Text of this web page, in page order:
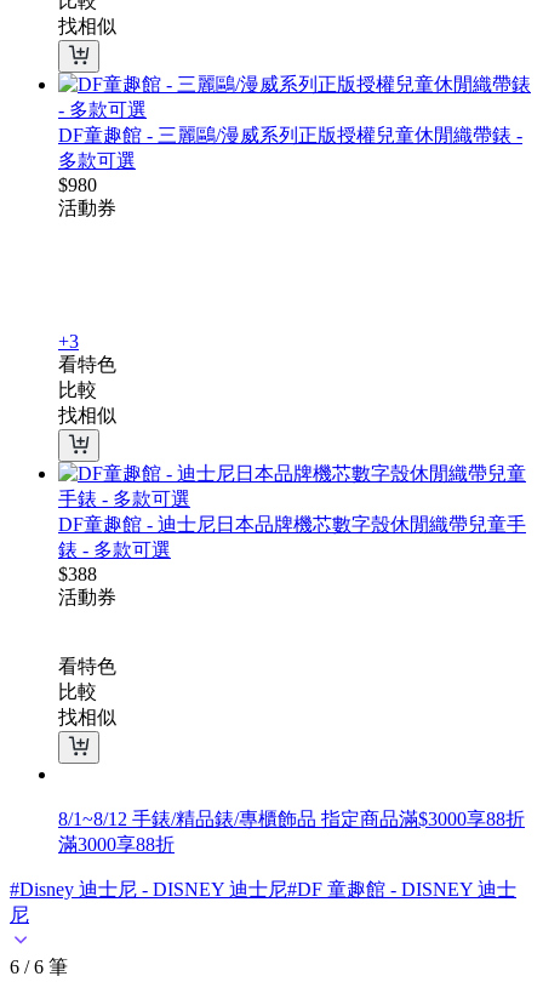
找相似
DF童趣館 - 三麗鷗/漫威系列正版授權兒童休閒織帶錶 -
多款可選
$980
活動券
+3
看特色
比較
找相似
DF童趣館 - 迪士尼日本品牌機芯數字殼休閒織帶兒童手
錶 - 多款可選
$388
活動券
看特色
比較
找相似
8/1~8/12 手錶/精品錶/專櫃飾品 指定商品滿$3000享88折
滿3000享88折
#Disney 迪士尼 - DISNEY 迪士尼#DF 童趣館 - DISNEY 迪士
尼
6 / 6 筆